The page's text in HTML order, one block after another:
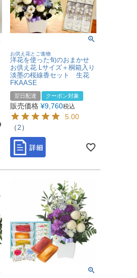
お供え花とご進物
洋花を使った旬のおまかせ
お供え花 Lサイズ＋桐箱入り
淡墨の桜線香セット 生花
FKAASE
翌日配達 クーポン対象
販売価格 ¥9,760税込
5.00
（2）